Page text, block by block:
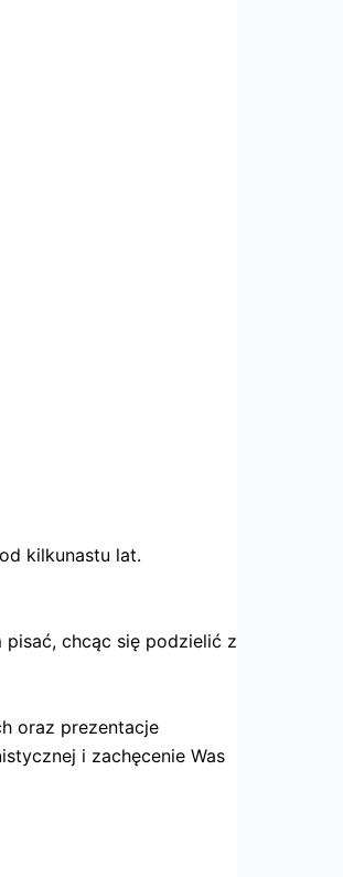
kilkunastu lat.
pisać, chcąc się podzielić z
oraz prezentacje
i zachęcenie Was